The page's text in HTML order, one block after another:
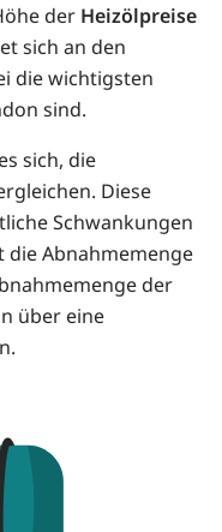
der Heizölpreise
sich an den
die wichtigsten
sind.
sich, die
Diese
Schwankungen
die Abnahmemenge
der
über eine